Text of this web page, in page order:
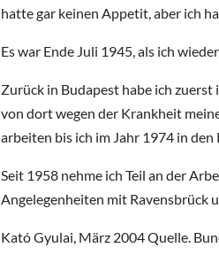
hatte gar keinen Appetit, aber ich
Es war Ende Juli 1945, als ich
Zurück in Budapest habe ich
von dort wegen der Krankheit
arbeiten bis ich im Jahr 1974 in den
Seit 1958 nehme ich Teil an der
Angelegenheiten mit Ravensbrück
Kató Gyulai, März 2004 Quelle.